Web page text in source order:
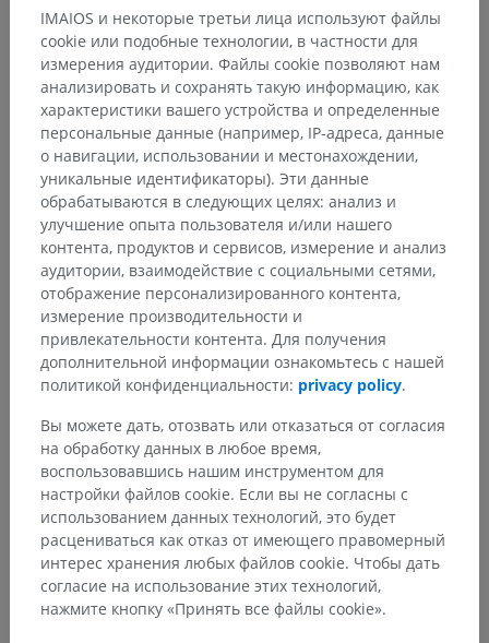
Paraunguicula
Определение
Определение этой анатомической структуры пока
отсутствует
ПРЕДЛОЖИТЬ ОПИСАНИЕ
Анатомическая иерархия
Анатомия животных
Части тела> Тазовая конечность> Стопа>
Рудиментарное копытце
IMAIOS и некоторые третьи лица используют файлы
cookie или подобные технологии, в частности для
измерения аудитории. Файлы cookie позволяют нам
анализировать и сохранять такую информацию, как
характеристики вашего устройства и определенные
персональные данные (например, IP-адреса, данные
о навигации, использовании и местонахождении,
уникальные идентификаторы). Эти данные
обрабатываются в следующих целях: анализ и
улучшение опыта пользователя и/или нашего
контента, продуктов и сервисов, измерение и анализ
аудитории, взаимодействие с социальными сетями,
отображение персонализированного контента,
измерение производительности и
привлекательности контента. Для получения
дополнительной информации ознакомьтесь с нашей
политикой конфиденциальности: privacy policy.
Вы можете дать, отозвать или отказаться от согласия
на обработку данных в любое время,
воспользовавшись нашим инструментом для
настройки файлов cookie. Если вы не согласны с
использованием данных технологий, это будет
расцениваться как отказ от имеющего правомерный
интерес хранения любых файлов cookie. Чтобы дать
согласие на использование этих технологий,
нажмите кнопку «Принять все файлы cookie».